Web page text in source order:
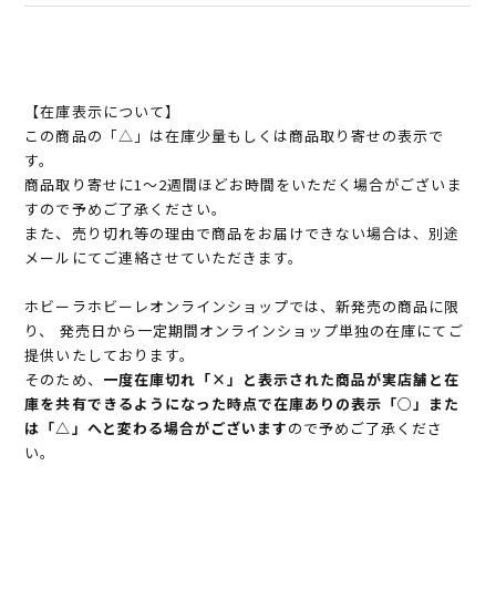
【在庫表示について】
この商品の「△」は在庫少量もしくは商品取り寄せの表示で
す。
商品取り寄せに1～2週間ほどお時間をいただく場合がございま
すので予めご了承ください。
また、売り切れ等の理由で商品をお届けできない場合は、別途
メールにてご連絡させていただきます。
ホビーラホビーレオンラインショップでは、新発売の商品に限
り、 発売日から一定期間オンラインショップ単独の在庫にてご
提供いたしております。
そのため、 一度在庫切れ「×」と表示された商品が実店舗と在
庫を共有できるようになった時点で在庫ありの表示「○」また
は「△」へと変わる場合がございますので予めご了承くださ
い。